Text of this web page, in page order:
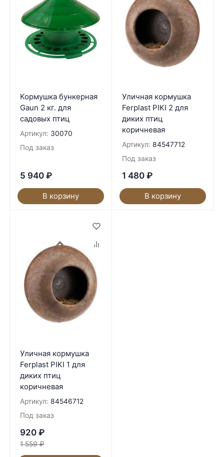
Кормушка бункерная
Gaun 2 кг. для
садовых птиц
Артикул: 30070
Под заказ
5 940 ₽
В корзину
Уличная кормушка
Ferplast PIKI 2 для
диких птиц
коричневая
Артикул: 84547712
Под заказ
1 480 ₽
В корзину
Уличная кормушка
Ferplast PIKI 1 для
диких птиц
коричневая
Артикул: 84546712
Под заказ
920 ₽
1 559 ₽